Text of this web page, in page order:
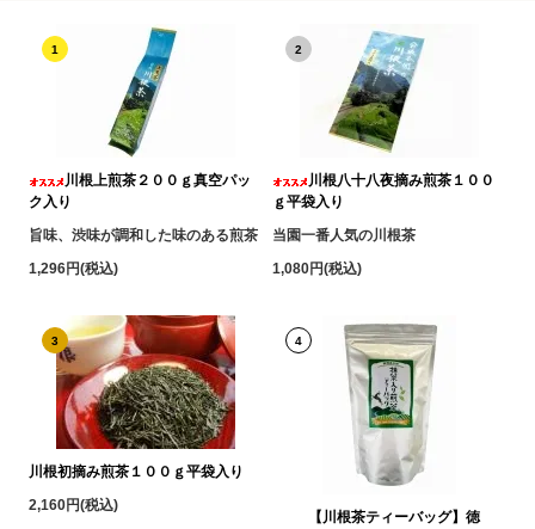
1
川根上煎茶２００ｇ真空パッ
ク入り
旨味、渋味が調和した味のある煎茶
1,296円(税込)
2
川根八十八夜摘み煎茶１００
ｇ平袋入り
当園一番人気の川根茶
1,080円(税込)
3
川根初摘み煎茶１００ｇ平袋入り
2,160円(税込)
4
【川根茶ティーバッグ】徳